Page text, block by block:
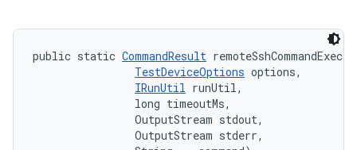
public static CommandResult remoteSshCommandExec (
TestDeviceOptions options,
IRunUtil runUtil,
                long timeoutMs,
                OutputStream stdout,
                OutputStream stderr,